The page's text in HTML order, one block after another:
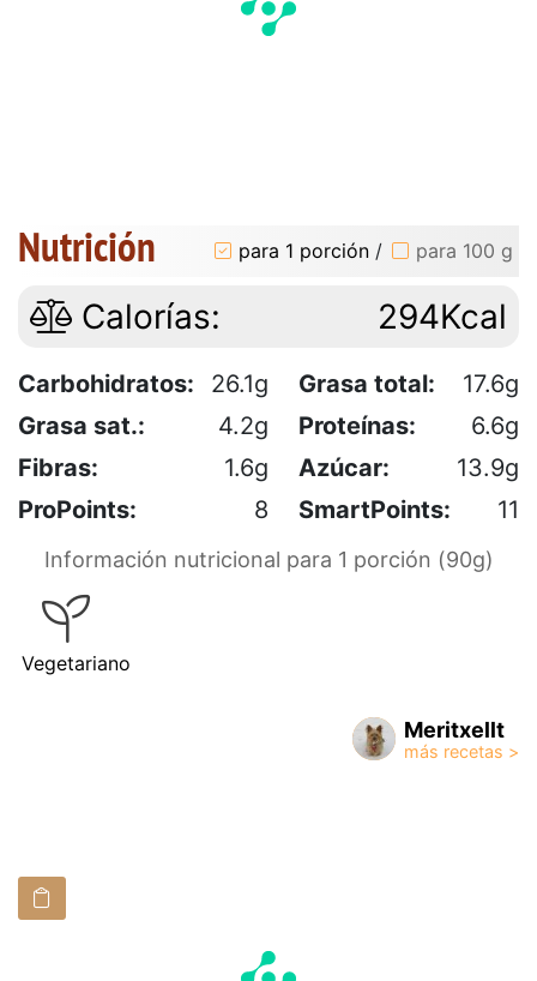
Nutrición para 1 porción / para 100 g
Calorías: 294Kcal
Carbohidratos: 26.1g Grasa total:
17.6g
Grasa sat.:
4.2g Proteínas:
6.6g
Fibras:
1.6g Azúcar:
13.9g
ProPoints:
8 SmartPoints: 11
Información nutricional para 1 porción (90g)
Vegetariano
Meritxellt